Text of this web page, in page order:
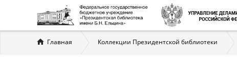
Вы
здесь
Главная Коллекции Президентской библиотеки